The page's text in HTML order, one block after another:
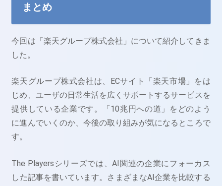
まとめ
今回は「楽天グループ株式会社」について紹介してきま
した。
楽天グループ株式会社は、ECサイト「楽天市場」をは
じめ、ユーザの日常生活を広くサポートするサービスを
提供している企業です。「10兆円への道」をどのよう
に進んでいくのか、今後の取り組みが気になるところで
す。
The Playersシリーズでは、AI関連の企業にフォーカス
した記事を書いています。さまざまなAI企業を比較する